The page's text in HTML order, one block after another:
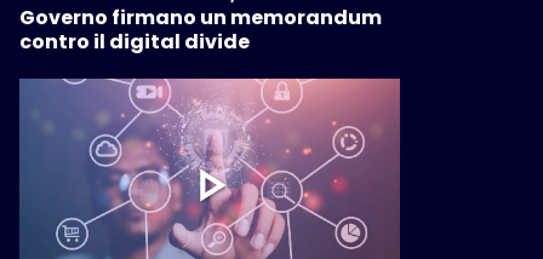
Governo firmano un memorandum
contro il digital divide